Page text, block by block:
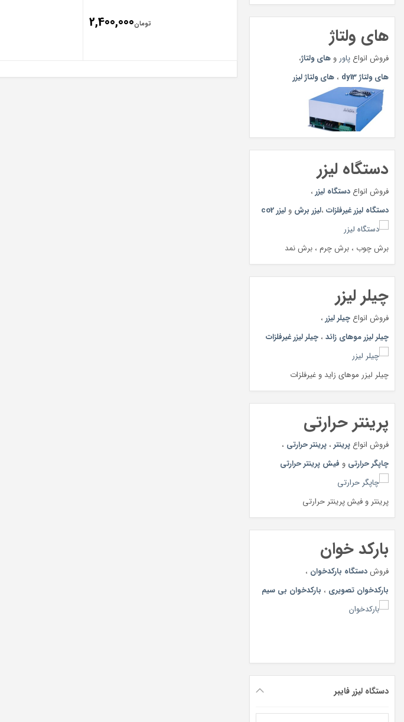
های ولتاژ
فروش انواع پاور و های ولتاژ،
های ولتاژ dy13
، های ولتاژ لیزر
دستگاه لیزر
فروش انواع دستگاه لیزر ،
دستگاه لیزر غیرفلزات ،لیزر برش و لیزر co2
برش چوب ، برش چرم ، برش نمد
چیلر لیزر
فروش انواع چیلر لیزر ،
چیلر لیزر موهای زائد ، چیلر لیزر غیرفلزات
چیلر لیزر موهای زاید و غیرفلزات
پرینتر حرارتی
فروش انواع پرینتر ، پرینتر حرارتی ،
چاپگر حرارتی و فیش پرینتر حرارتی
پرینتر و فیش پرینتر حرارتی
بارکد خوان
فروشدستگاه بارکدخوان ،
بارکدخوان تصویری ، بارکدخوان بی سیم
دستگاه لیزر فایبر
تومان2,400,000